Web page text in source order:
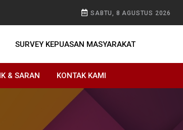
SABTU, 8 AGUSTUS 2026
SURVEY KEPUASAN MASYARAKAT
& SARAN KONTAK KAMI